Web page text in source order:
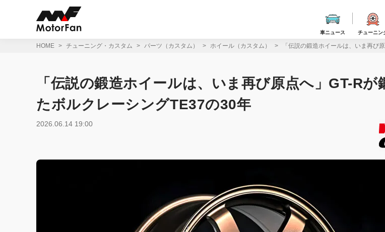
車ニュース チューニン
HOME チューニング・カスタム パーツ（カスタム） ホイール（カスタム） 「伝説の鍛造ホイールは、いま再び
「伝説の鍛造ホイールは、いま再び原点へ」GT-Rが
たボルクレーシングTE37の30年
2026.06.14 19:00